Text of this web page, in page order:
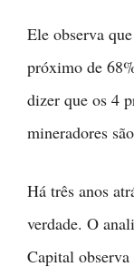
Ele observa
próximo de
dizer que os 4
mineradores
Há três anos
verdade. O
Capital observa